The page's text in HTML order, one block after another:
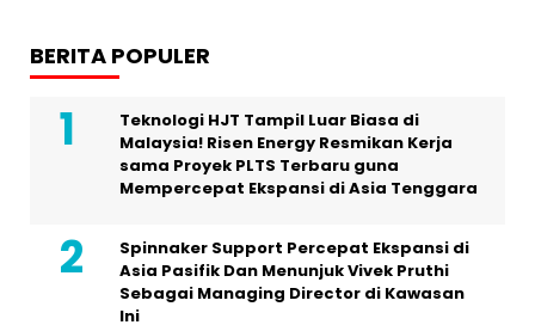
BERITA POPULER
Teknologi HJT Tampil Luar Biasa di
Malaysia! Risen Energy Resmikan Kerja
sama Proyek PLTS Terbaru guna
Mempercepat Ekspansi di Asia Tenggara
Spinnaker Support Percepat Ekspansi di
Asia Pasifik Dan Menunjuk Vivek Pruthi
Sebagai Managing Director di Kawasan
Ini